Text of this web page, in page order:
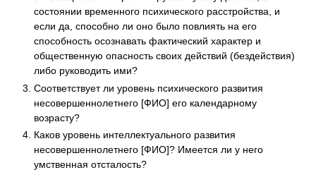
состоянии временного психического расстройства, и
если да, способно ли оно было повлиять на его
способность осознавать фактический характер и
общественную опасность своих действий (бездействия)
либо руководить ими?
Соответствует ли уровень психического развития
несовершеннолетнего [ФИО] его календарному
возрасту?
Каков уровень интеллектуального развития
несовершеннолетнего [ФИО]? Имеется ли у него
умственная отсталость?